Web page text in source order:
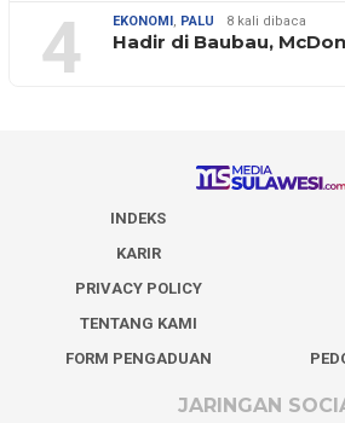
4 EKONOMI, PALU 8 kali dibaca
Hadir di Baubau,
INDEKS
KARIR
PRIVACY POLICY
TENTANG KAMI
FORM PENGADUAN
JARINGAN